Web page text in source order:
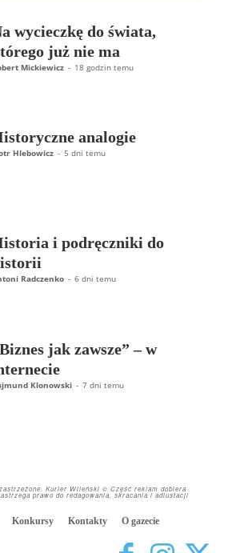
wycieczkę do świata,
już nie ma
Mickiewicz - 18 godzin temu
analogie
Hlebowicz - 5 dni temu
i podręczniki do
Radczenko - 6 dni temu
jak zawsze” – w
Klonowski - 7 dni temu
Kurier Wileński © Część reklam dobiera
prawo do redagowania, skracania i adiustacji
Konkursy Kontakty O gazecie